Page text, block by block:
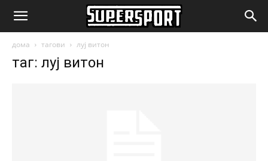
SuperSport.mk
дома тагови луј витон
таг: луј витон